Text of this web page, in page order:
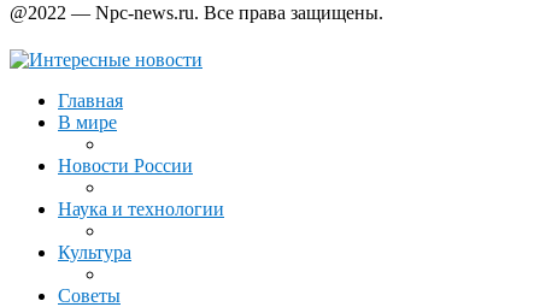
@2022 — Npc-news.ru. Все права защищены.
Главная
В мире
Новости России
Наука и технологии
Культура
Советы